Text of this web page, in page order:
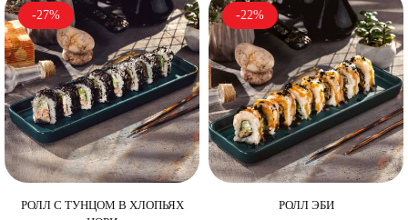
-27%
РОЛЛ С ТУНЦОМ В ХЛОПЬЯХ
-22%
РОЛЛ ЭБИ